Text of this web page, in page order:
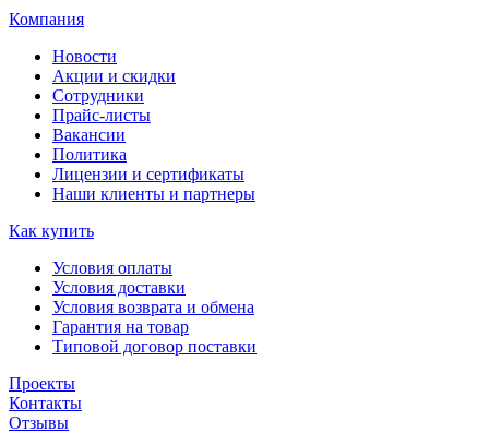
Компания
Новости
Акции и скидки
Сотрудники
Прайс-листы
Вакансии
Политика
Лицензии и сертификаты
Наши клиенты и партнеры
Как купить
Условия оплаты
Условия доставки
Условия возврата и обмена
Гарантия на товар
Типовой договор поставки
Проекты
Контакты
Отзывы